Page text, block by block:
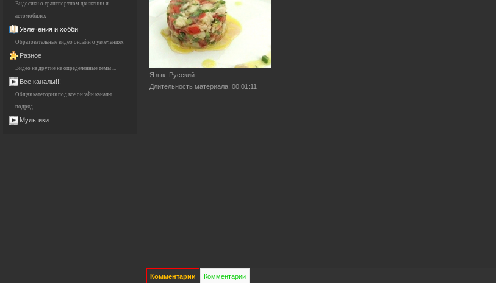
Видосики о транспортном движении и
автомобилях
Увлечения и хобби
Образовательные видео онлайн о увлечениях
Разное
Видео на другие не определённые темы ...
Все каналы!!!
Общая категория под все онлайн каналы
подряд
Мультики
Язык: Русский
Длительность материала: 00:01:11
Комментарии Комментарии